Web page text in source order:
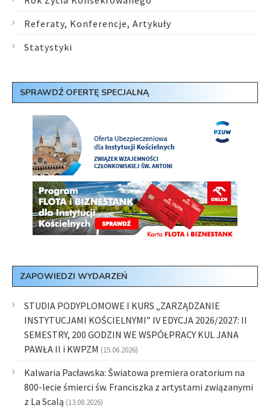
Referaty, Konferencje, Artykuły
Statystyki
SPRAWDŹ OFERTĘ SPECJALNĄ
ZAPOWIEDZI WYDARZEŃ
STUDIA PODYPLOMOWE I KURS „ZARZĄDZANIE
INSTYTUCJAMI KOŚCIELNYMI” IV EDYCJA 2026/2027: II
SEMESTRY, 200 GODZIN WE WSPÓŁPRACY KUL JANA
PAWŁA II i KWPZM (15.06.2026)
Kalwaria Pacławska: Światowa premiera oratorium na
800-lecie śmierci św. Franciszka z artystami związanymi
z La Scalą (13.08.2026)